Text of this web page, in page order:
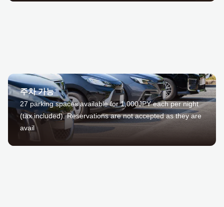
주차 가능
27 parking spaces available for 1,000JPY each per night
(tax included). Reservations are not accepted as they are
avail